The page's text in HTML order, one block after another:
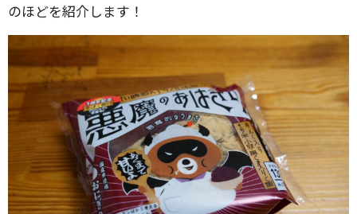
のほどを紹介します！